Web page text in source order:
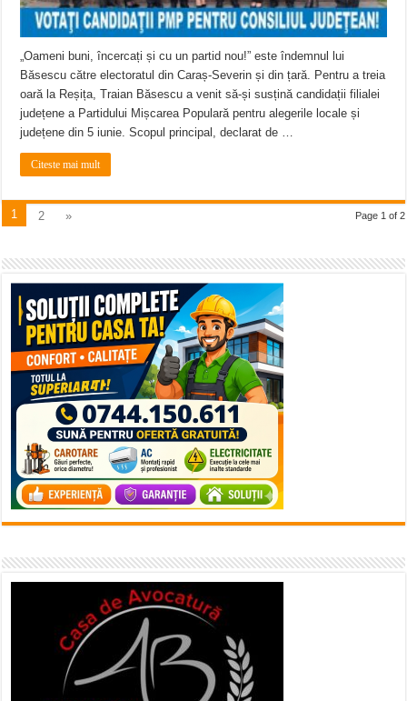
„Oameni buni, încercați și cu un partid nou!” este îndemnul lui
Băsescu către electoratul din Caraș-Severin și din țară. Pentru a treia
oară la Reșița, Traian Băsescu a venit să-și susțină candidații filialei
județene a Partidului Mișcarea Populară pentru alegerile locale și
județene din 5 iunie. Scopul principal, declarat de …
Citeste mai mult
Page 1 of 2
1 2 »